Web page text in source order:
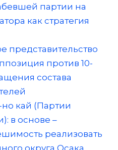
партии на
как стратегия
представительство
против 10-
состава
кай (Партии
в основе –
реализовать